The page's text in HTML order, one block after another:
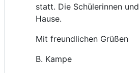
statt. Die Schülerinnen
Hause.
Mit freundlichen Grüßen
B. Kampe